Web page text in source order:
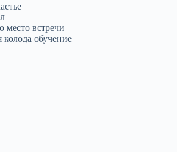
место встречи
колода обучение